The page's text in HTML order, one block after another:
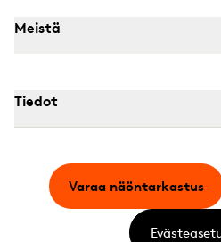
Meistä
Tiedot
Varaa näöntarkastus